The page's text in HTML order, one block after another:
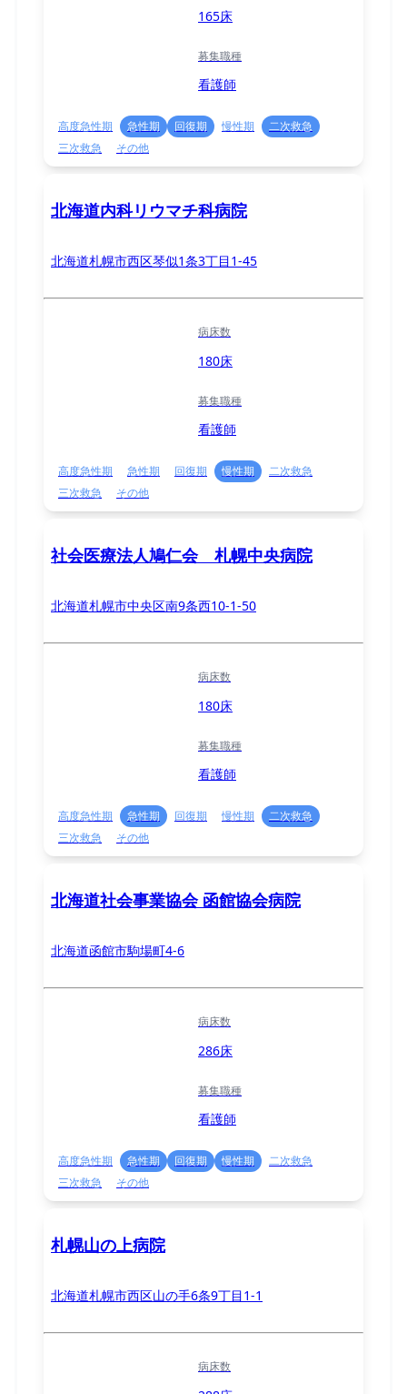
165床
募集職種
看護師
高度急性期 急性期 回復期 慢性期
二次救急
三次救急
その他
北海道内科リウマチ科病院
北海道札幌市西区琴似1条3丁目1-45
病床数
180床
募集職種
看護師
高度急性期 急性期 回復期 慢性期
二次救急
三次救急
その他
社会医療法人鳩仁会 札幌中央病院
北海道札幌市中央区南9条西10-1-50
病床数
180床
募集職種
看護師
高度急性期 急性期 回復期 慢性期
二次救急
三次救急
その他
北海道社会事業協会 函館協会病院
北海道函館市駒場町4-6
病床数
286床
募集職種
看護師
高度急性期 急性期 回復期 慢性期
二次救急
三次救急
その他
札幌山の上病院
北海道札幌市西区山の手6条9丁目1-1
病床数